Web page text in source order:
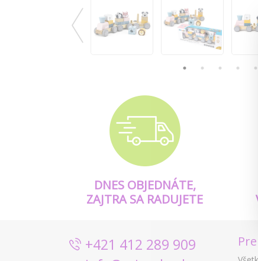
DNES OBJEDNÁTE,
ZAJTRA SA RADUJETE
+421 412 289 909